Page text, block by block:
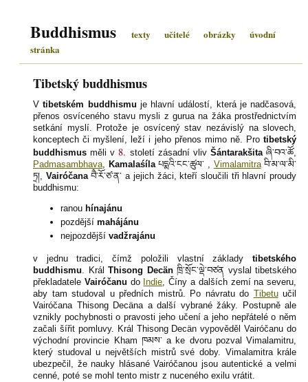
Buddhismus texty učitelé obrázky
úvodní
stránka
Tibetský buddhismus
Vtibetském buddhismu je hlavní událostí, která je nadčasová,
přenos osvíceného stavu mysli z gurua na žáka prostřednictvím
setkání myslí. Protože je osvícený stav nezávislý na slovech,
konceptech či myšlení, leží i jeho přenos mimo ně. Protibetský
buddhismus měli v8. století zásadní vlivŠántarakšita ཞི་བའ་ཚོ,
Padmasambhava, Kamalaśíla པདྨའི་ངང་ཚུལ་ , Vimalamitra བི་མ་ལ་མི་
ཏྲ།, Vairóčana བཻ་རོ་ཙ་ན་ a jejich žáci, kteří sloučili tři hlavní proudy
buddhismu:
ranou hínajánu
pozdější mahájánu
nejpozdější vadžrajánu
v jednu tradici, čímž položili vlastní základytibetského
buddhismu. KrálThisong Decän ཁྲི་སྲོང་ལྡེ་བཙན vyslal tibetského
překladatele Vairóčanu do Indie, Číny a dalších zemí na severu,
aby tam studoval u předních mistrů. Po návratu do Tibetuučil
Vairóčana Thisong Decäna a další vybrané žáky. Postupně ale
vznikly pochybnosti o pravosti jeho učení a jeho nepřátelé o něm
začali šířit pomluvy. Král Thisong Decän vypověděl Vairóčanu do
východní provincie Kham ཁམས་a ke dvoru pozval Vimalamitru,
který studoval u největších mistrů své doby. Vimalamitra krále
ubezpečil, že nauky hlásané Vairóčanou jsou autentické a velmi
cenné, poté se mohl tento mistr z nuceného exilu vrátit.